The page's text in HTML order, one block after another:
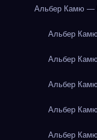
Альбер Камю —
Альбер
Альбер
Альбер
Альбер
Альбер